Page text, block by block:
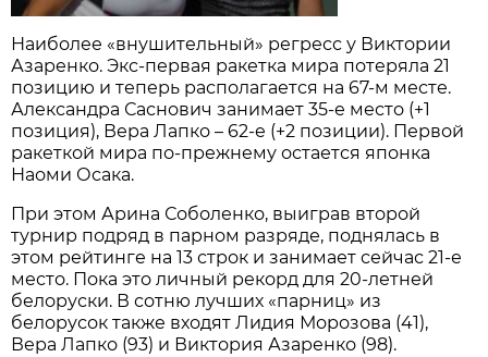
Наиболее «внушительный» регресс у Виктории
Азаренко. Экс-первая ракетка мира потеряла 21
позицию и теперь располагается на 67-м месте.
Александра Саснович занимает 35-е место (+1
позиция), Вера Лапко – 62-е (+2 позиции). Первой
ракеткой мира по-прежнему остается японка
Наоми Осака.
При этом Арина Соболенко, выиграв второй
турнир подряд в парном разряде, поднялась в
этом рейтинге на 13 строк и занимает сейчас 21-е
место. Пока это личный рекорд для 20-летней
белоруски. В сотню лучших «парниц» из
белорусок также входят Лидия Морозова (41),
Вера Лапко (93) и Виктория Азаренко (98).